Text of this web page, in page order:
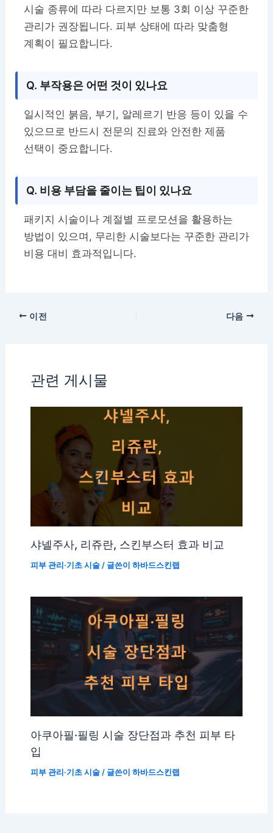
시술 종류에 따라 다르지만 보통 3회 이상 꾸준한
관리가 권장됩니다. 피부 상태에 따라 맞춤형
계획이 필요합니다.
Q. 부작용은 어떤 것이 있나요
일시적인 붉음, 부기, 알레르기 반응 등이 있을 수
있으므로 반드시 전문의 진료와 안전한 제품
선택이 중요합니다.
Q. 비용 부담을 줄이는 팁이 있나요
패키지 시술이나 계절별 프로모션을 활용하는
방법이 있으며, 무리한 시술보다는 꾸준한 관리가
비용 대비 효과적입니다.
이전 다음
관련 게시물
샤넬주사, 리쥬란, 스킨부스터 효과 비교
피부 관리·기초 시술/ 글쓴이 하바드스킨랩
아쿠아필·필링 시술 장단점과 추천 피부 타
입
피부 관리·기초 시술/ 글쓴이 하바드스킨랩